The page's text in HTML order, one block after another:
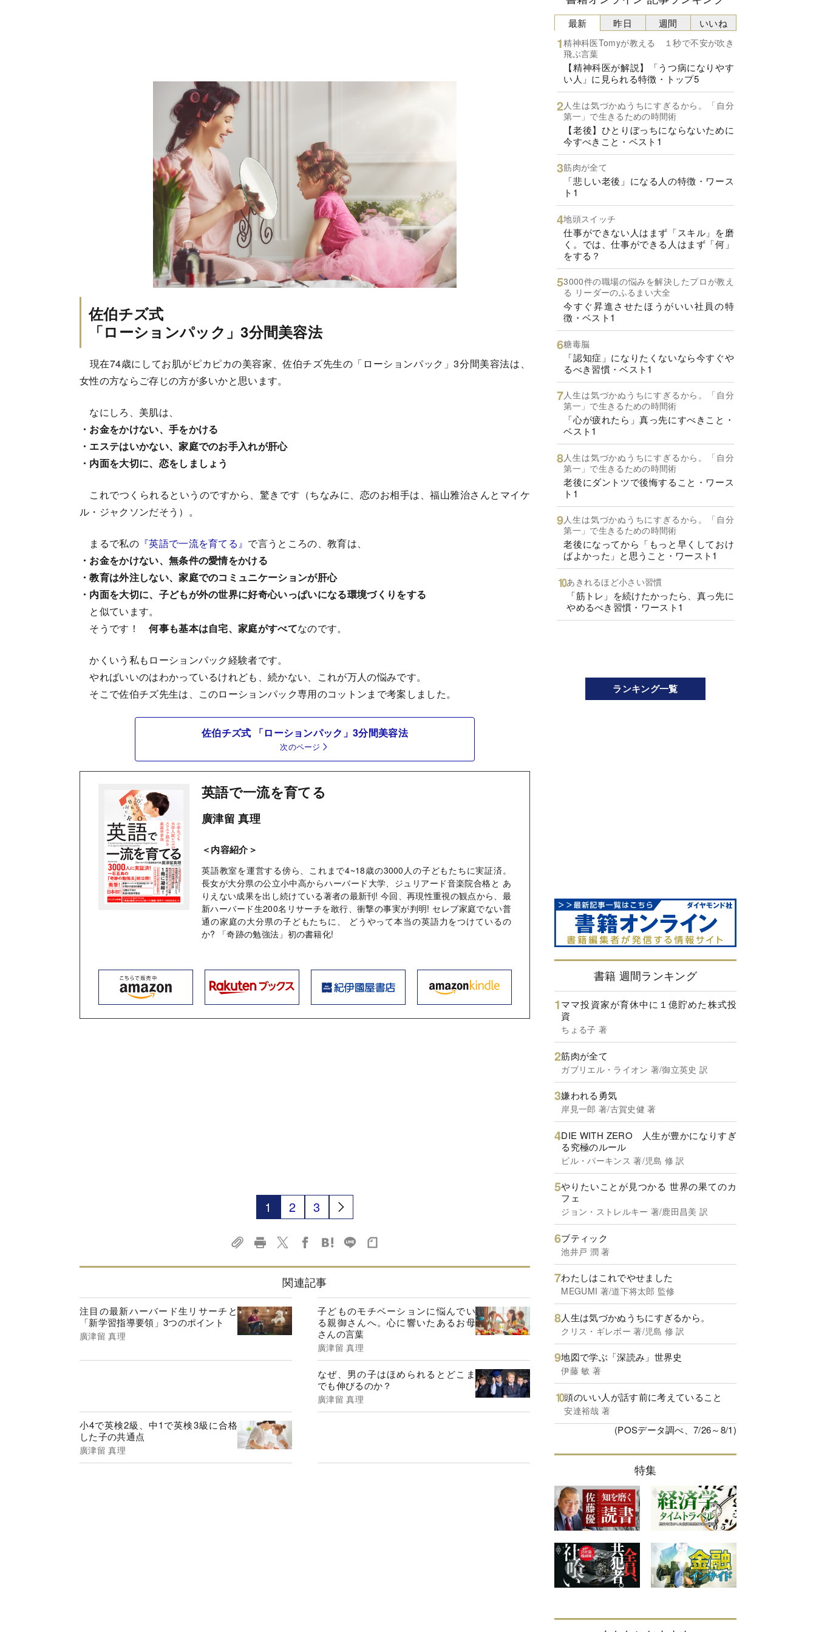
佐伯チズ式
「ローションパック」3分間美容法
現在74歳にしてお肌がピカピカの美容家、佐伯チズ先生の「ローションパック」3分間美容法は、
女性の方ならご存じの方が多いかと思います。
なにしろ、美肌は、
・お金をかけない、手をかける
・エステはいかない、家庭でのお手入れが肝心
・内面を大切に、恋をしましょう
これでつくられるというのですから、驚きです（ちなみに、恋のお相手は、福山雅治さんとマイケ
ル・ジャクソンだそう）。
まるで私の『英語で一流を育てる』 で言うところの、教育は、
・お金をかけない、無条件の愛情をかける
・教育は外注しない、家庭でのコミュニケーションが肝心
・内面を大切に、子どもが外の世界に好奇心いっぱいになる環境づくりをする
と似ています。
そうです！何事も基本は自宅、家庭がすべてなのです。
かくいう私もローションパック経験者です。
やればいいのはわかっているけれども、続かない、これが万人の悩みです。
そこで佐伯チズ先生は、このローションパック専用のコットンまで考案しました。
佐伯チズ式 「ローションパック」3分間美容法
次のページ
英語で一流を育てる
廣津留 真理
＜内容紹介＞
英語教室を運営する傍ら、これまで4~18歳の3000人の子どもたちに実証済。
長女が大分県の公立小中高からハーバード大学、ジュリアード音楽院合格と あ
りえない成果を出し続けている著者の最新刊! 今回、再現性重視の観点から、最
新ハーバード生200名リサーチを敢行、衝撃の事実が判明! セレブ家庭でない普
通の家庭の大分県の子どもたちに、 どうやって本当の英語力をつけているの
か? 「奇跡の勉強法」初の書籍化!
1 2 3
関連記事
注目の最新ハーバード生リサーチと
「新学習指導要領」3つのポイント
廣津留 真理
子どものモチベーションに悩んでい
る親御さんへ。心に響いたあるお母
さんの言葉
廣津留 真理
なぜ、男の子はほめられるとどこま
でも伸びるのか？
廣津留 真理
小4で英検2級、中1で英検3級に合格
した子の共通点
廣津留 真理
最新
精神科医Tomyが教える １秒で不安が吹き
飛ぶ言葉
【精神科医が解説】「うつ病になりやす
い人」に見られる特徴・トップ5
人生は気づかぬうちにすぎるから。「自分
第一」で生きるための時間術
【老後】ひとりぼっちにならないために
今すべきこと・ベスト1
筋肉が全て
「悲しい老後」になる人の特徴・ワース
ト1
地頭スイッチ
仕事ができない人はまず「スキル」を磨
く。では、仕事ができる人はまず「何」
をする？
3000件の職場の悩みを解決したプロが教え
る リーダーのふるまい大全
今すぐ昇進させたほうがいい社員の特
徴・ベスト1
糖毒脳
「認知症」になりたくないなら今すぐや
るべき習慣・ベスト1
人生は気づかぬうちにすぎるから。「自分
第一」で生きるための時間術
「心が疲れたら」真っ先にすべきこと・
ベスト1
人生は気づかぬうちにすぎるから。「自分
第一」で生きるための時間術
老後にダントツで後悔すること・ワース
ト1
人生は気づかぬうちにすぎるから。「自分
第一」で生きるための時間術
老後になってから「もっと早くしておけ
ばよかった」と思うこと・ワースト1
あきれるほど小さい習慣
「筋トレ」を続けたかったら、真っ先に
やめるべき習慣・ワースト1
昨日 週間 いいね
ランキング一覧
書籍 週間ランキング
ママ投資家が育休中に１億貯めた株式投
資
ちょる子 著
筋肉が全て
ガブリエル・ライオン 著/御立英史 訳
嫌われる勇気
岸見一郎 著/古賀史健 著
DIE WITH ZERO 人生が豊かになりすぎ
る究極のルール
ビル・パーキンス 著/児島 修 訳
やりたいことが見つかる 世界の果てのカ
フェ
ジョン・ストレルキー 著/鹿田昌美 訳
ブティック
池井戸 潤 著
わたしはこれでやせました
MEGUMI 著/道下将太郎 監修
人生は気づかぬうちにすぎるから。
クリス・ギレボー 著/児島 修 訳
地図で学ぶ「深読み」世界史
伊藤 敏 著
頭のいい人が話す前に考えていること
安達裕哉 著
(POSデータ調べ、7/26～8/1)
特集